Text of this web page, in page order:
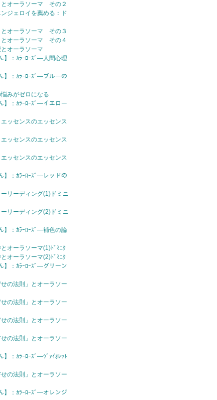
オーラソーマ その２
ジェロイを薦める：ド
オーラソーマ その３
オーラソーマ その４
オーラソーマ
：ｶﾗｰﾛｰｽﾞ—人間心理
：ｶﾗｰﾛｰｽﾞ—ブルーの
みがゼロになる
：ｶﾗｰﾛｰｽﾞ—イエロー
ッセンスのエッセンス
ッセンスのエッセンス
ッセンスのエッセンス
：ｶﾗｰﾛｰｽﾞ—レッドの
リーディング(1)ドミニ
リーディング(2)ドミニ
】：ｶﾗｰﾛｰｽﾞ—補色の論
オーラソーマ(1)ﾄﾞﾐﾆｸ
オーラソーマ(2)ﾄﾞﾐﾆｸ
：ｶﾗｰﾛｰｽﾞ—グリーン
の法則」とオーラソー
の法則」とオーラソー
の法則」とオーラソー
の法則」とオーラソー
：ｶﾗｰﾛｰｽﾞ—ｳﾞｧｲｵﾚｯﾄ
の法則」とオーラソー
：ｶﾗｰﾛｰｽﾞ—オレンジ